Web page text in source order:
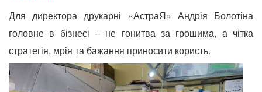
Для директора друкарні «АстраЯ» Андрія Болотіна
головне в бізнесі – не гонитва за грошима, а чітка
стратегія, мрія та бажання приносити користь.